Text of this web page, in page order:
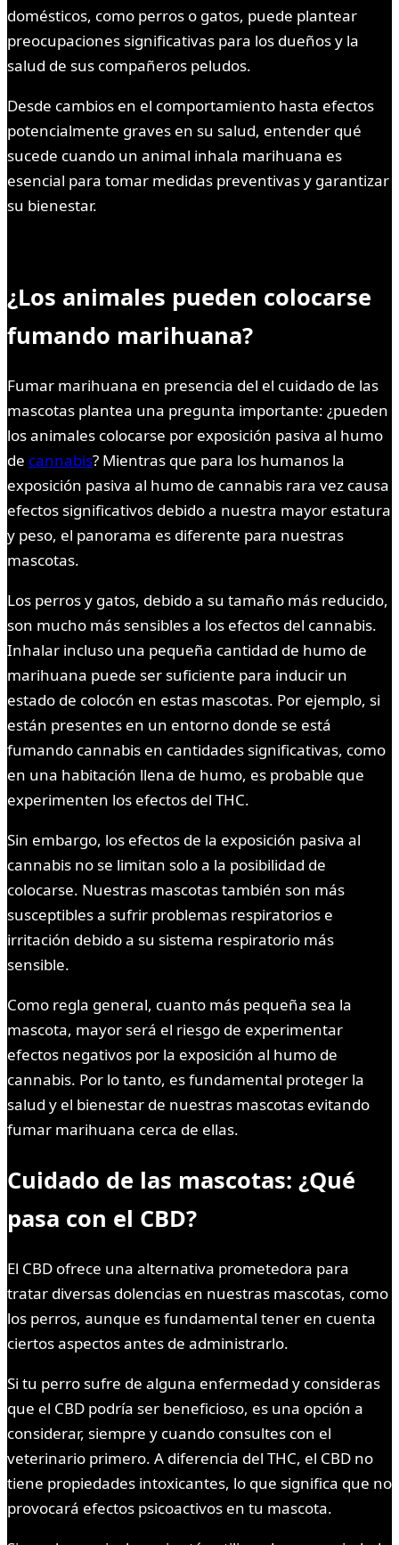
domésticos, como perros o gatos, puede plantear
preocupaciones significativas para los dueños y la
salud de sus compañeros peludos.
Desde cambios en el comportamiento hasta efectos
potencialmente graves en su salud, entender qué
sucede cuando un animal inhala marihuana es
esencial para tomar medidas preventivas y garantizar
su bienestar.
¿Los animales pueden colocarse
fumando marihuana?
Fumar marihuana en presencia del el cuidado de las
mascotas plantea una pregunta importante: ¿pueden
los animales colocarse por exposición pasiva al humo
de cannabis? Mientras que para los humanos la
exposición pasiva al humo de cannabis rara vez causa
efectos significativos debido a nuestra mayor estatura
y peso, el panorama es diferente para nuestras
mascotas.
Los perros y gatos, debido a su tamaño más reducido,
son mucho más sensibles a los efectos del cannabis.
Inhalar incluso una pequeña cantidad de humo de
marihuana puede ser suficiente para inducir un
estado de colocón en estas mascotas. Por ejemplo, si
están presentes en un entorno donde se está
fumando cannabis en cantidades significativas, como
en una habitación llena de humo, es probable que
experimenten los efectos del THC.
Sin embargo, los efectos de la exposición pasiva al
cannabis no se limitan solo a la posibilidad de
colocarse. Nuestras mascotas también son más
susceptibles a sufrir problemas respiratorios e
irritación debido a su sistema respiratorio más
sensible.
Como regla general, cuanto más pequeña sea la
mascota, mayor será el riesgo de experimentar
efectos negativos por la exposición al humo de
cannabis. Por lo tanto, es fundamental proteger la
salud y el bienestar de nuestras mascotas evitando
fumar marihuana cerca de ellas.
Cuidado de las mascotas: ¿Qué
pasa con el CBD?
El CBD ofrece una alternativa prometedora para
tratar diversas dolencias en nuestras mascotas, como
los perros, aunque es fundamental tener en cuenta
ciertos aspectos antes de administrarlo.
Si tu perro sufre de alguna enfermedad y consideras
que el CBD podría ser beneficioso, es una opción a
considerar, siempre y cuando consultes con el
veterinario primero. A diferencia del THC, el CBD no
tiene propiedades intoxicantes, lo que significa que no
provocará efectos psicoactivos en tu mascota.